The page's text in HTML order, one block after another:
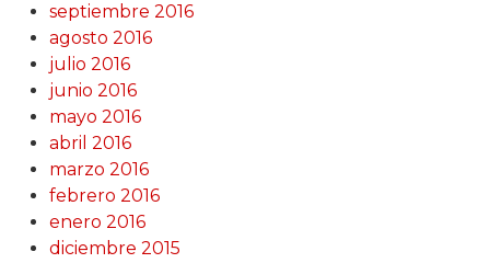
septiembre 2016
agosto 2016
julio 2016
junio 2016
mayo 2016
abril 2016
marzo 2016
febrero 2016
enero 2016
diciembre 2015